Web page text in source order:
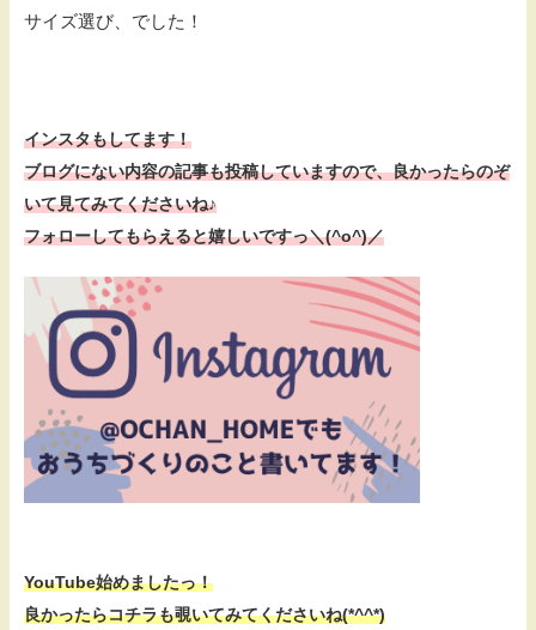
サイズ選び、でした！
インスタもしてます！
ブログにない内容の記事も投稿していますので、良かったらのぞ
いて見てみてくださいね♪
フォローしてもらえると嬉しいですっ＼(^o^)／
YouTube始めましたっ！
良かったらコチラも覗いてみてくださいね(*^^*)